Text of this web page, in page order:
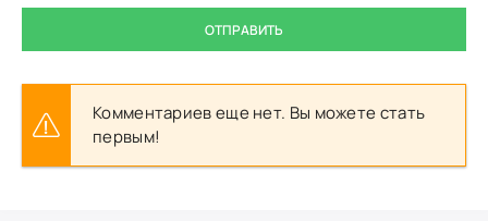
ОТПРАВИТЬ
Комментариев еще нет. Вы можете стать
первым!